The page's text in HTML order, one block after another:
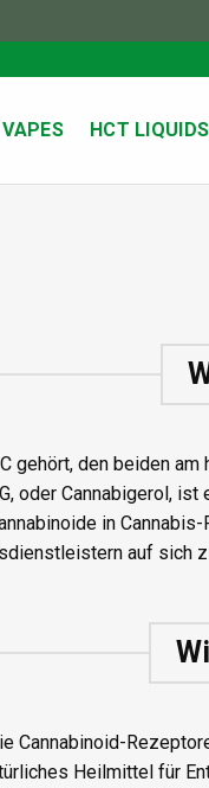
HCT LIQUIDS
gehört, den beiden
oder Cannabigerol,
in
auf sich
Cannabinoid-
Heilmittel für